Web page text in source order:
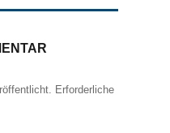
Erforderliche